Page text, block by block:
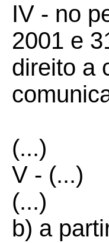
IV - no
2001 e
direito a
(...)
V - (...)
(...)
b) a